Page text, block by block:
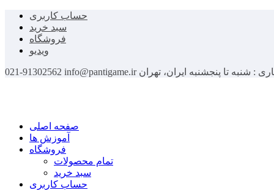
حساب کاربری
سبد خرید
فروشگاه
ویدیو
021-91302562 info@pantigame.ir : شنبه تا پنجشنبه ایران، تهران
صفحه اصلی
آموزش ها
فروشگاه
تمام محصولات
سبد خرید
حساب کاربری